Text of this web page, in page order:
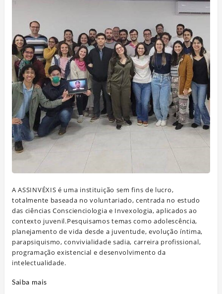
A ASSINVÉXIS é uma instituição sem fins de lucro,
totalmente baseada no voluntariado, centrada no estudo
das ciências Conscienciologia e Invexologia, aplicados ao
contexto juvenil.Pesquisamos temas como adolescência,
planejamento de vida desde a juventude, evolução íntima,
parapsiquismo, convivialidade sadia, carreira profissional,
programação existencial e desenvolvimento da
intelectualidade.
Saiba mais